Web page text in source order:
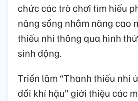
chức các trò chơi tìm hiểu
năng sống nhằm nâng cao
thiếu nhi thông qua hình
sinh động.
Triển lãm “Thanh thiếu nhi
đổi khí hậu” giới thiệu các